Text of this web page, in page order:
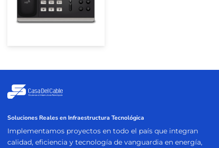
Soluciones Reales en Infraestructura Tecnológica
Implementamos proyectos en todo el país que integran
calidad, eficiencia y tecnología de vanguardia en energía,